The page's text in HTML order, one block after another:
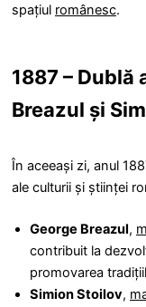
spațiul românesc.
1887 – Dublă
Breazul și
În aceeași zi, anul
ale culturii și științei
George Breazul,
contribuit la
promovarea
Simion Stoilov,